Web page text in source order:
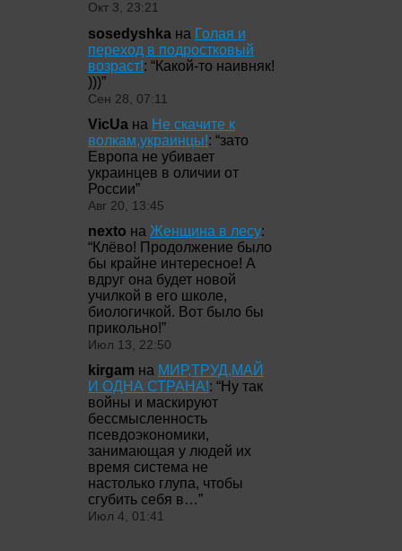
Окт 3, 23:21
sosedyshka на Голая и
переход в подростковый
возраст!: “Какой-то наивняк!
)))”
Сен 28, 07:11
VicUa на Не скачите к
волкам,украинцы!: “зато
Европа не убивает
украинцев в оличии от
России”
Авг 20, 13:45
nexto на Женщина в лесу:
“Клёво! Продолжение было
бы крайне интересное! А
вдруг она будет новой
училкой в его школе,
биологичкой. Вот было бы
прикольно!”
Июл 13, 22:50
kirgam на МИР,ТРУД,МАЙ
И ОДНА СТРАНА!: “Ну так
войны и маскируют
бессмысленность
псевдоэкономики,
занимающая у людей их
время система не
настолько глупа, чтобы
сгубить себя в…”
Июл 4, 01:41